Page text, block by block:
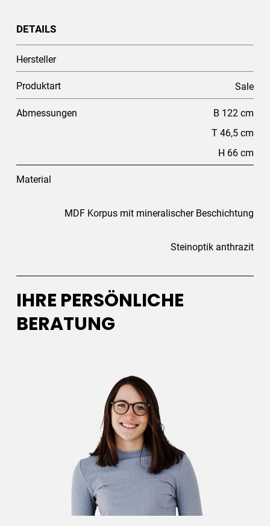
DETAILS
Hersteller
Produktart Sale
Abmessungen
B 122 cm
T 46,5 cm
H 66 cm
Material
MDF Korpus mit mineralischer Beschichtung
Steinoptik anthrazit
IHRE PERSÖNLICHE
BERATUNG